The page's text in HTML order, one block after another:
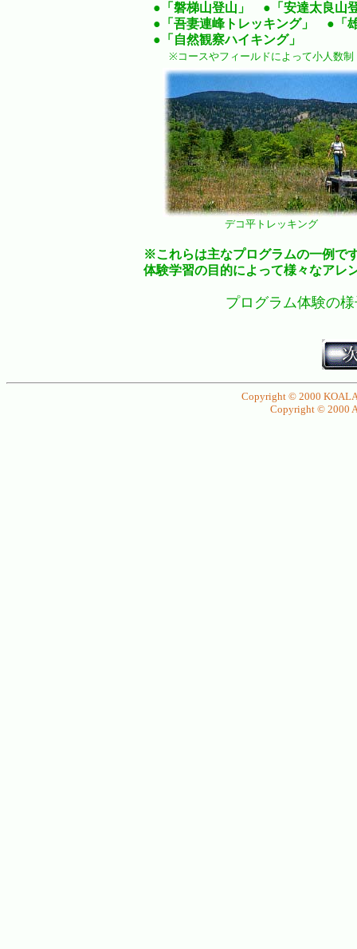
● 「磐梯山登山」 ● 「安達太良山
● 「吾妻連峰トレッキング」 ● 「
● 「自然観察ハイキング」
※コースやフィールドによって小人数
デコ平トレッキング
※これらは主なプログラムの一例で
体験学習の目的によって様々なアレ
プログラム体験の
Copyright © 2000 KOALA
Copyright © 2000